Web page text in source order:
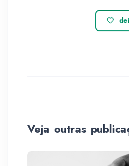
Veja outras